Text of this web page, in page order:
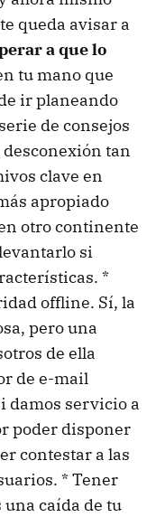
queda avisar a
a que lo
tu mano que
ir planeando
de consejos
tan
clave en
apropiado
otro continente
si
*
offline. Sí, la
pero una
de ella
de e-mail
damos servicio a
poder disponer
contestar a las
* Tener
una caída de tu